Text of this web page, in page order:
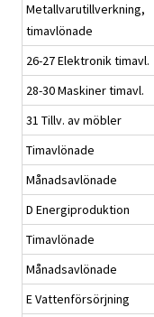
Metallvarutillverkning,
timavlönade
26-27 Elektronik timavl.
28-30 Maskiner timavl.
31 Tillv. av möbler
Timavlönade
Månadsavlönade
D Energiproduktion
Timavlönade
Månadsavlönade
E Vattenförsörjning